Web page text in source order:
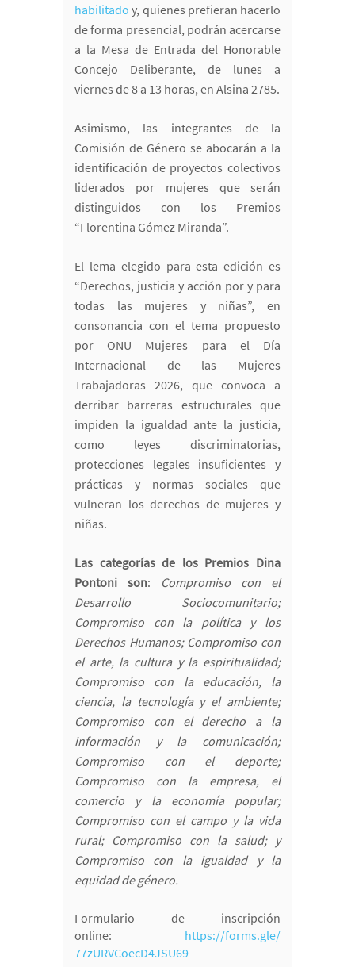
habilitado y, quienes prefieran hacerlo
de forma presencial, podrán acercarse
a la Mesa de Entrada del Honorable
Concejo Deliberante, de lunes a
viernes de 8 a 13 horas, en Alsina 2785.
Asimismo, las integrantes de la
Comisión de Género se abocarán a la
identificación de proyectos colectivos
liderados por mujeres que serán
distinguidos con los Premios
“Florentina Gómez Miranda”.
El lema elegido para esta edición es
“Derechos, justicia y acción por y para
todas las mujeres y niñas”, en
consonancia con el tema propuesto
por ONU Mujeres para el Día
Internacional de las Mujeres
Trabajadoras 2026, que convoca a
derribar barreras estructurales que
impiden la igualdad ante la justicia,
como leyes discriminatorias,
protecciones legales insuficientes y
prácticas y normas sociales que
vulneran los derechos de mujeres y
niñas.
Las categorías de los Premios Dina
Pontoni son: Compromiso con el
Desarrollo Sociocomunitario;
Compromiso con la política y los
Derechos Humanos; Compromiso con
el arte, la cultura y la espiritualidad;
Compromiso con la educación, la
ciencia, la tecnología y el ambiente;
Compromiso con el derecho a la
información y la comunicación;
Compromiso con el deporte;
Compromiso con la empresa, el
comercio y la economía popular;
Compromiso con el campo y la vida
rural; Compromiso con la salud; y
Compromiso con la igualdad y la
equidad de género.
Formulario de inscripción
online: https://forms.gle/
77zURVCoecD4JSU69